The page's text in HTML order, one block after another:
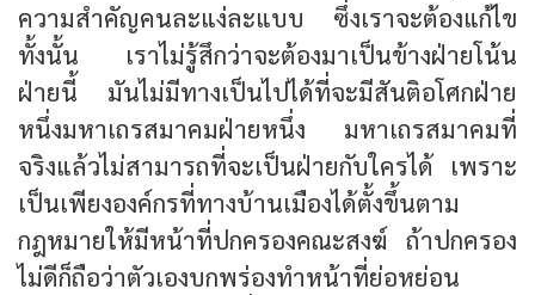
ความสำคัญคนละแง่ละแบบ ซึ่งเราจะต้องแก้ไข
ทั้งนั้น เราไม่รู้สึกว่าจะต้องมาเป็นข้างฝ่ายโน้น
ฝ่ายนี้ มันไม่มีทางเป็นไปได้ที่จะมีสันติอโศกฝ่าย
หนึ่งมหาเถรสมาคมฝ่ายหนึ่ง มหาเถรสมาคมที่
จริงแล้วไม่สามารถที่จะเป็นฝ่ายกับใครได้ เพราะ
เป็นเพียงองค์กรที่ทางบ้านเมืองได้ตั้งขึ้นตาม
กฎหมายให้มีหน้าที่ปกครองคณะสงฆ์ ถ้าปกครอง
ไม่ดีก็ถือว่าตัวเองบกพร่องทำหน้าที่ย่อหย่อน